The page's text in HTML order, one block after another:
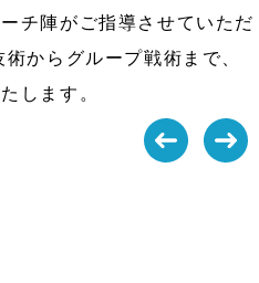
チ陣がご指導させていただ
からグループ戦術まで、
します。